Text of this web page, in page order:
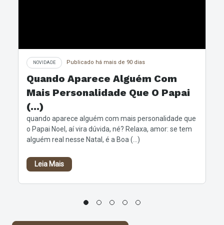
NOVIDADE Publicado há mais de 90 dias
Quando Aparece Alguém Com
Mais Personalidade Que O Papai
(...)
quando aparece alguém com mais personalidade que
o Papai Noel, aí vira dúvida, né? Relaxa, amor: se tem
alguém real nesse Natal, é a Boa (...)
Leia Mais